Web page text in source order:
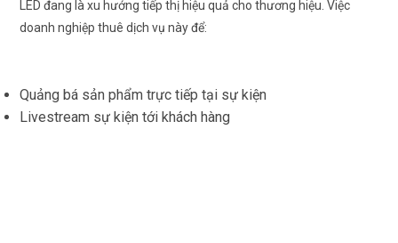
LED đang là xu hướng tiếp thị hiệu quả cho thương hiệu. Việc
doanh nghiệp thuê dịch vụ này để:
Quảng bá sản phẩm trực tiếp tại sự kiện
Livestream sự kiện tới khách hàng